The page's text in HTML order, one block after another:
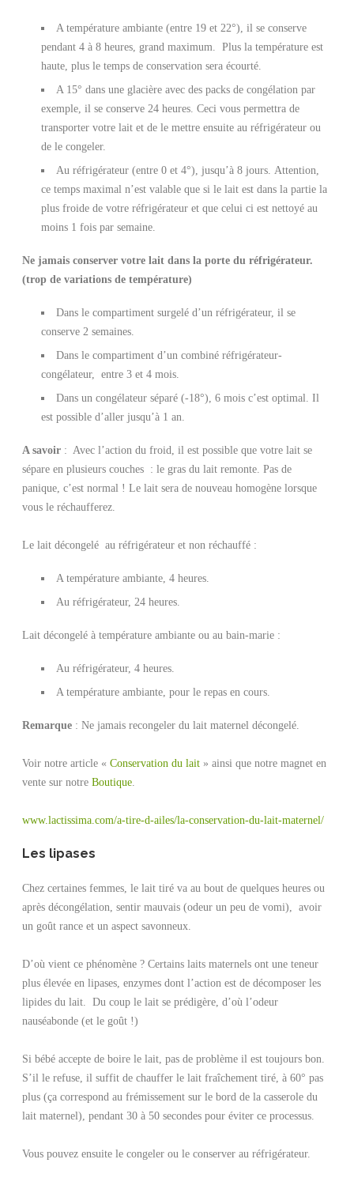
A température ambiante (entre 19 et 22°), il se conserve
pendant 4 à 8 heures, grand maximum. Plus la température est
haute, plus le temps de conservation sera écourté.
A 15° dans une glacière avec des packs de congélation par
exemple, il se conserve 24 heures. Ceci vous permettra de
transporter votre lait et de le mettre ensuite au réfrigérateur ou
de le congeler.
Au réfrigérateur (entre 0 et 4°), jusqu’à 8 jours. Attention,
ce temps maximal n’est valable que si le lait est dans la partie la
plus froide de votre réfrigérateur et que celui ci est nettoyé au
moins 1 fois par semaine.
Ne jamais conserver votre lait dans la porte du réfrigérateur.
(trop de variations de température)
Dans le compartiment surgelé d’un réfrigérateur, il se
conserve 2 semaines.
Dans le compartiment d’un combiné réfrigérateur-
congélateur, entre 3 et 4 mois.
Dans un congélateur séparé (-18°), 6 mois c’est optimal. Il
est possible d’aller jusqu’à 1 an.
A savoir: Avec l’action du froid, il est possible que votre lait se
sépare en plusieurs couches : le gras du lait remonte. Pas de
panique, c’est normal ! Le lait sera de nouveau homogène lorsque
vous le réchaufferez.
Le lait décongelé au réfrigérateur et non réchauffé :
A température ambiante, 4 heures.
Au réfrigérateur, 24 heures.
Lait décongelé à température ambiante ou au bain-marie :
Au réfrigérateur, 4 heures.
A température ambiante, pour le repas en cours.
Remarque: Ne jamais recongeler du lait maternel décongelé.
Voir notre article « Conservation du lait» ainsi que notre magnet en
vente sur notre Boutique.
www.lactissima.com/a-tire-d-ailes/la-conservation-du-lait-maternel/
Les lipases
Chez certaines femmes, le lait tiré va au bout de quelques heures ou
après décongélation, sentir mauvais (odeur un peu de vomi), avoir
un goût rance et un aspect savonneux.
D’où vient ce phénomène ? Certains laits maternels ont une teneur
plus élevée en lipases, enzymes dont l’action est de décomposer les
lipides du lait. Du coup le lait se prédigère, d’où l’odeur
nauséabonde (et le goût !)
Si bébé accepte de boire le lait, pas de problème il est toujours bon.
S’il le refuse, il suffit de chauffer le lait fraîchement tiré, à 60° pas
plus (ça correspond au frémissement sur le bord de la casserole du
lait maternel), pendant 30 à 50 secondes pour éviter ce processus.
Vous pouvez ensuite le congeler ou le conserver au réfrigérateur.